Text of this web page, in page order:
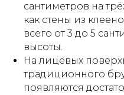
сантиметров на
как стены из
всего от 3 до 5
высоты.
На лицевых
традиционного
появляются